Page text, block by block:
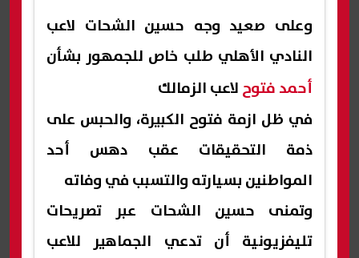
وعلى صعيد وجه حسين الشحات لاعب
النادي الأهلي طلب خاص للجمهور بشأن
أحمد فتوحلاعب الزمالك
في ظل ازمة فتوح الكبيرة، والحبس على
ذمة التحقيقات عقب دهس أحد
المواطنين بسيارته والتسبب في وفاته
وتمنى حسين الشحات عبر تصريحات
تليفزيونية أن تدعي الجماهير للاعب